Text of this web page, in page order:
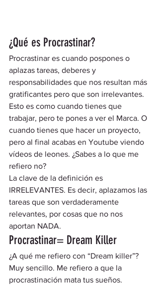
¿Qué es Procrastinar?
Procrastinar es cuando pospones o
aplazas tareas, deberes y
responsabilidades que nos resultan más
gratificantes pero que son irrelevantes.
Esto es como cuando tienes que
trabajar, pero te pones a ver el Marca. O
cuando tienes que hacer un proyecto,
pero al final acabas en Youtube viendo
vídeos de leones. ¿Sabes a lo que me
refiero no?
La clave de la definición es
IRRELEVANTES. Es decir, aplazamos las
tareas que son verdaderamente
relevantes, por cosas que no nos
aportan NADA.
Procrastinar= Dream Killer
¿A qué me refiero con “Dream killer”?
Muy sencillo. Me refiero a que la
procrastinación mata tus sueños.